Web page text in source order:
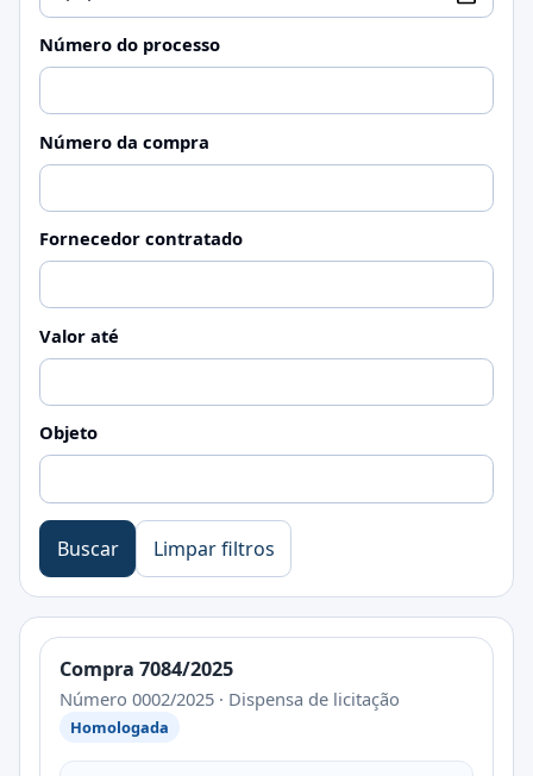
Número do processo
Número da compra
Fornecedor contratado
Valor até
Objeto
Buscar Limpar filtros
Compra 7084/2025
Número 0002/2025 · Dispensa de licitação
Homologada